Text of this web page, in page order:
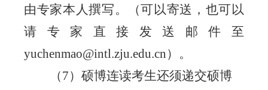
由专家本人撰写。（可以寄送，也可以
请专家直接发送邮件至
yuchenmao@intl.zju.edu.cn）。
（7） 硕博连读考生还须递交硕博